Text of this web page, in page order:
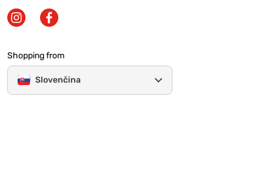
Shopping from
Slovenčina